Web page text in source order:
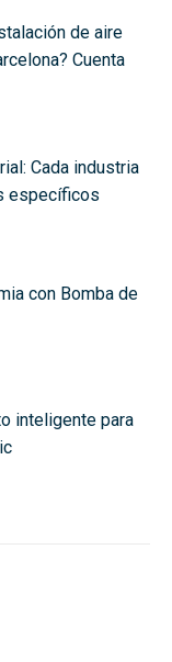
de aire
Cuenta
Cada industria
específicos
con Bomba de
inteligente para